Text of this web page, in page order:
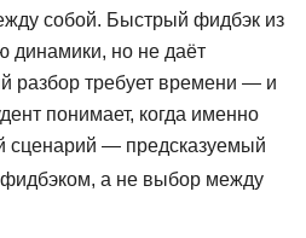
собой. Быстрый фидбэк из
динамики, но не даёт
разбор требует времени — и
понимает, когда именно
сценарий — предсказуемый
а не выбор между